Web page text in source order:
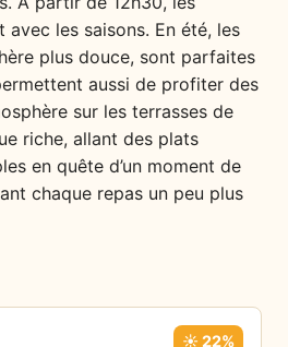
les saisons. En été, les
plus douce, sont parfaites
aussi de profiter des
sur les terrasses de
riche, allant des plats
en quête d’un moment de
chaque repas un peu plus
☀️ 22%